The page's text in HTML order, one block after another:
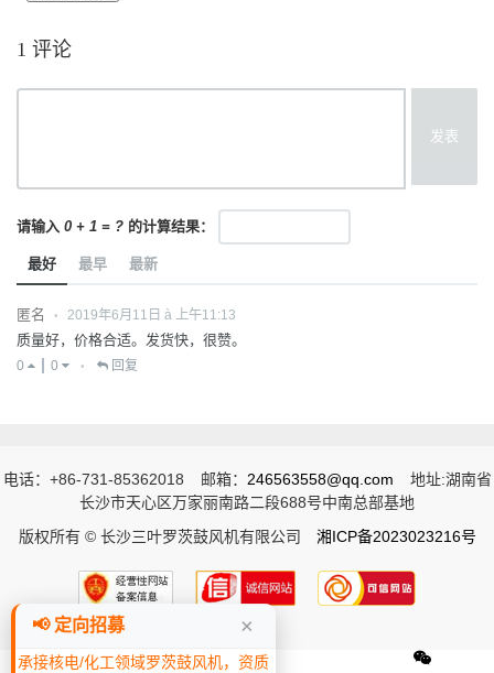
1 评论
发表
请输入 0 + 1 = ? 的计算结果：
最好 最早 最新
匿名 • 2019年6月11日 à 上午11:13
质量好，价格合适。发货快，很赞。
0 0 • 回复
电话：+86-731-85362018 邮箱： 246563558@qq.com
地址:湖南省
长沙市天心区万家丽南路二段688号中南总部基地
版权所有 © 长沙三叶罗茨鼓风机有限公司 湘ICP备2023023216号
📢 定向招募 ×
承接核电/化工领域罗茨鼓风机，资质